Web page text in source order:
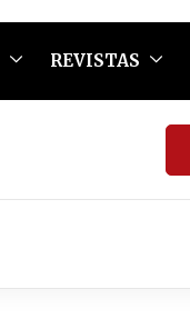
REVISTAS